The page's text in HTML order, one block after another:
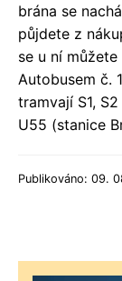
brána se
půjdete z
se u ní
Autobusem č.
tramvají S1,
U55 (stanice
Publikováno: 09.